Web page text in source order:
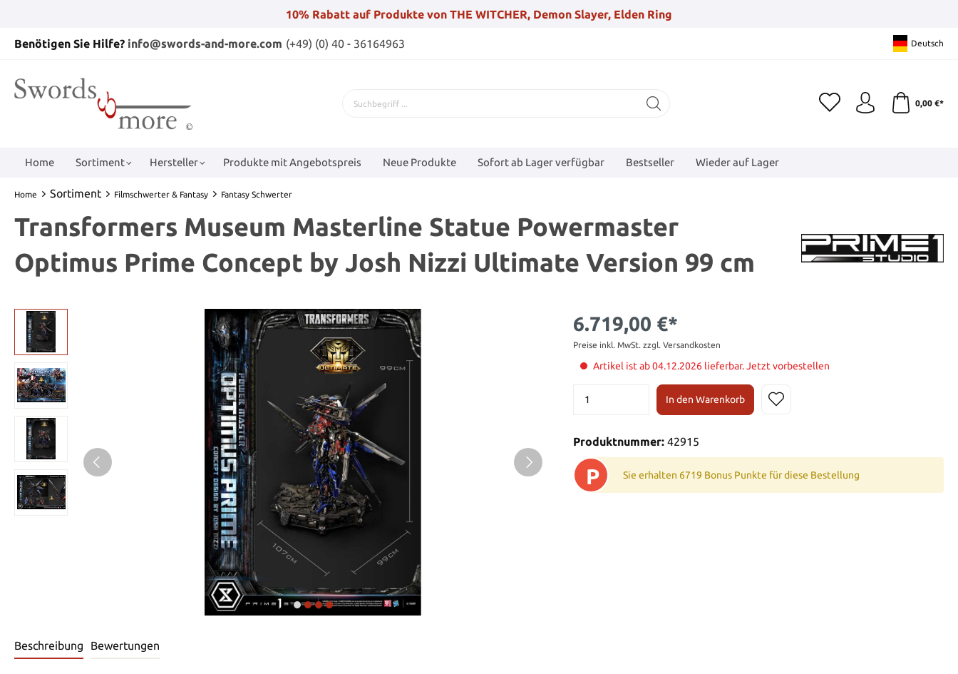
10% Rabatt auf Produkte von THE WITCHER, Demon Slayer, Elden Ring
Benötigen Sie Hilfe? info@swords-and-more.com (+49) (0) 40 - 36164963 Deutsch
0,00 €*
Home Sortiment Hersteller Produkte mit Angebotspreis Neue Produkte Sofort ab Lager verfügbar Bestseller Wieder auf Lager
Home Sortiment Filmschwerter & Fantasy Fantasy Schwerter
Transformers Museum Masterline Statue Powermaster
Optimus Prime Concept by Josh Nizzi Ultimate Version 99 cm
6.719,00 €*
Preise inkl. MwSt. zzgl. Versandkosten
Artikel ist ab 04.12.2026 lieferbar. Jetzt vorbestellen
In den Warenkorb
Produktnummer: 42915
P Sie erhalten 6719 Bonus Punkte für diese Bestellung
Beschreibung Bewertungen